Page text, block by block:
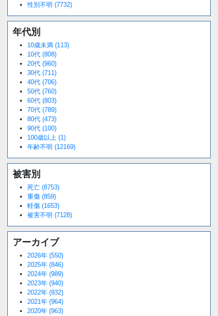
性別不明 (7732)
年代別
10歳未満 (113)
10代 (808)
20代 (960)
30代 (711)
40代 (706)
50代 (760)
60代 (803)
70代 (789)
80代 (473)
90代 (100)
100歳以上 (1)
年齢不明 (12169)
被害別
死亡 (8753)
重傷 (859)
軽傷 (1653)
被害不明 (7128)
アーカイブ
2026年 (550)
2025年 (846)
2024年 (989)
2023年 (940)
2022年 (932)
2021年 (964)
2020年 (963)